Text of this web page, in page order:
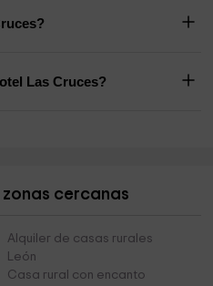
Las Cruces?
zonas cercanas
Alquiler de casas rurales
León
Casa rural con encanto